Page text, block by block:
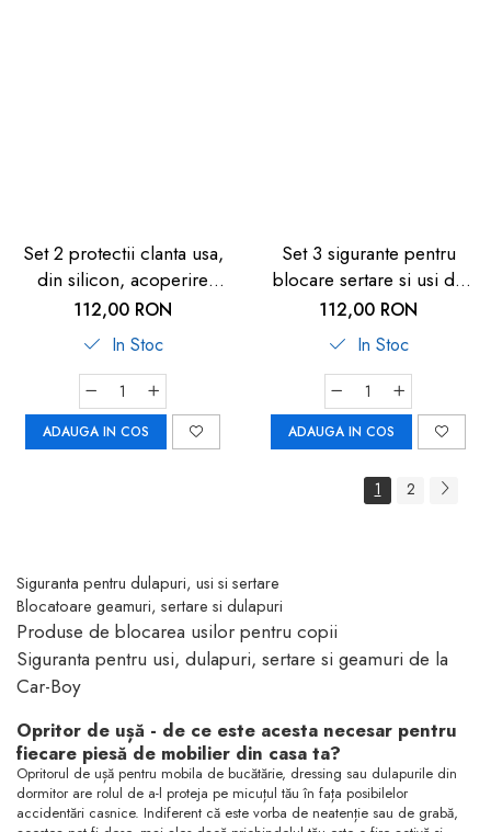
Set 2 protectii clanta usa,
din silicon, acoperire
completa, Reer
HandleGuard 70071
112,00 RON
In Stoc
ADAUGA IN COS
Set 3 sigurante pentru
blocare sertare si usi de
dulapuri REER 71080
112,00 RON
In Stoc
ADAUGA IN COS
1 2
Siguranta pentru dulapuri, usi si sertare
Blocatoare geamuri, sertare si dulapuri
Produse de blocarea usilor pentru copii
Siguranta pentru usi, dulapuri, sertare si geamuri de la
Car-Boy
Opritor de ușă - de ce este acesta necesar pentru
fiecare piesă de mobilier din casa ta?
Opritorul de ușă pentru mobila de bucătărie, dressing sau dulapurile din
dormitor are rolul de a-l proteja pe micuțul tău în fața posibilelor
accidentări casnice. Indiferent că este vorba de neatenție sau de grabă,